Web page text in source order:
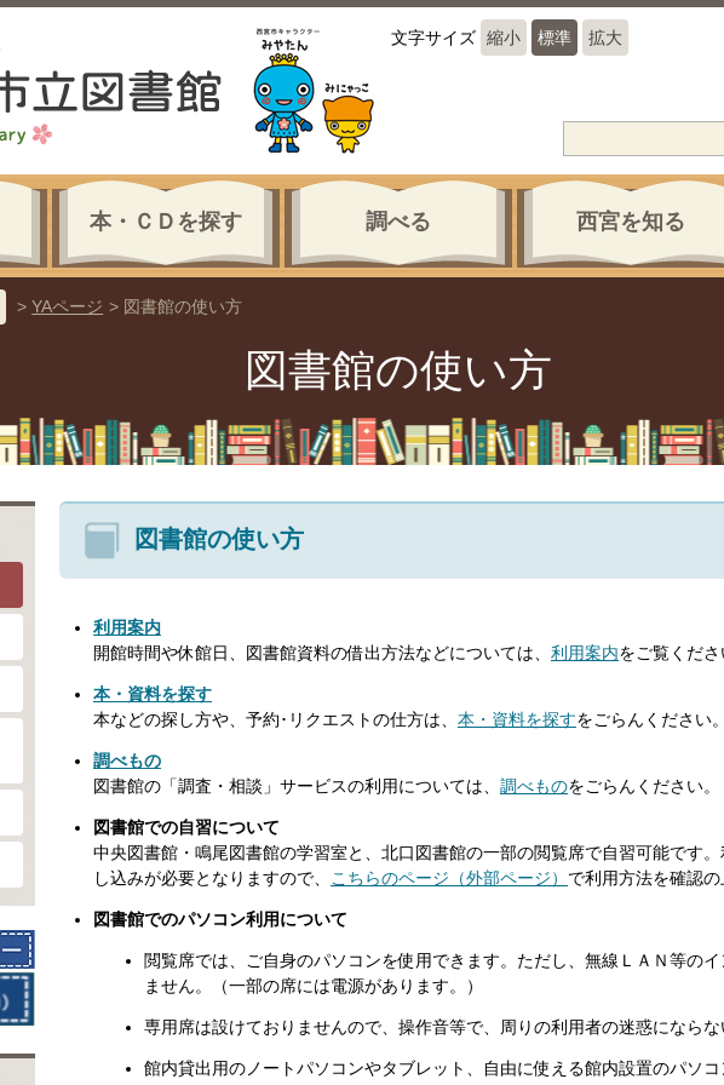
文字サイズ 縮小 標準 拡大
本・ＣＤを探す 調べる 西宮を知る
>YAページ > 図書館の使い方
図書館の使い方
図書館の使い方
利用案内
開館時間や休館日、図書館資料の借出方法などについては、 利用案内をご覧くださ
本・資料を探す
本などの探し方や、予約･リクエストの仕方は、 本・資料を探すをごらんください。
調べもの
図書館の「調査・相談」サービスの利用については、 調べものをごらんください。
図書館での自習について
中央図書館・鳴尾図書館の学習室と、北口図書館の一部の閲覧席で自習可能です
し込みが必要となりますので、
こちらのページ（外部ページ） で利用方法を確認の
図書館でのパソコン利用について
閲覧席では、ご自身のパソコンを使用できます。ただし、無線ＬＡＮ等の
ません。（一部の席には電源があります。）
専用席は設けておりませんので、操作音等で、周りの利用者の迷惑にならな
館内貸出用のノートパソコンやタブレット、自由に使える館内設置のパソコ